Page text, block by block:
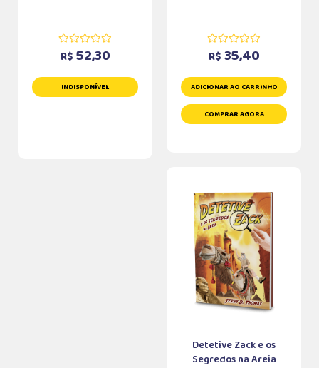
R$ 52,30
INDISPONÍVEL
R$ 35,40
ADICIONAR AO CARRINHO
COMPRAR AGORA
Detetive Zack e os
Segredos na Areia